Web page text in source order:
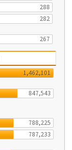
288
282
267
1,462,101
847,543
788,225
787,233